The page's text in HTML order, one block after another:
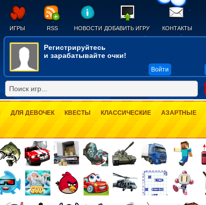
ИГРЫ RSS НОВОСТИ ДОБАВИТЬ ИГРУ КОНТАКТЫ
Регистрируйтесь
и зарабатывайте очки!
Войти
ДЛЯ ДЕВОЧЕК КВЕСТЫ КЛАССИЧЕСКИЕ АЗАРТНЫЕ